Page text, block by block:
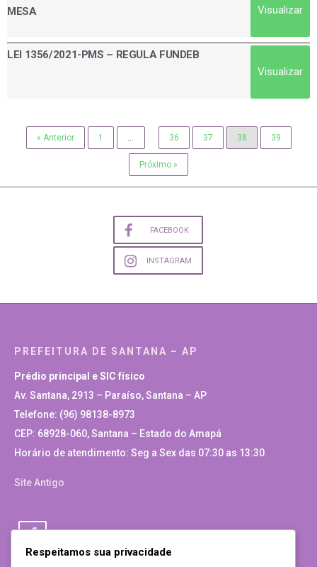
MESA
Visualizar
LEI 1356/2021-PMS – REGULA FUNDEB
Visualizar
« Anterior 1 36 37 38 39
Próximo »
FACEBOOK
INSTAGRAM
PREFEITURA DE SANTANA – AP
Prédio principal e SIC físico
Av. Santana, 2913 – Paraíso, Santana – AP
Telefone: (96) 98138-8973
CEP: 68928-060, Santana – Estado do Amapá
Horário de atendimento: Seg a Sex das 07:30 as 13:30
Site Antigo
Respeitamos sua privacidade